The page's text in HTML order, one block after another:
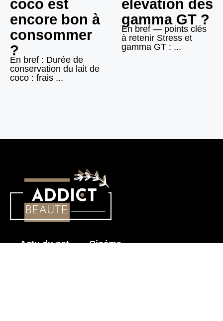
coco est
encore bon à
consommer
?
En bref : Durée de
conservation du lait de
coco : frais ...
élévation des
gamma GT ?
En bref — points clés
à retenir Stress et
gamma GT : ...
Actu du net Cinéma